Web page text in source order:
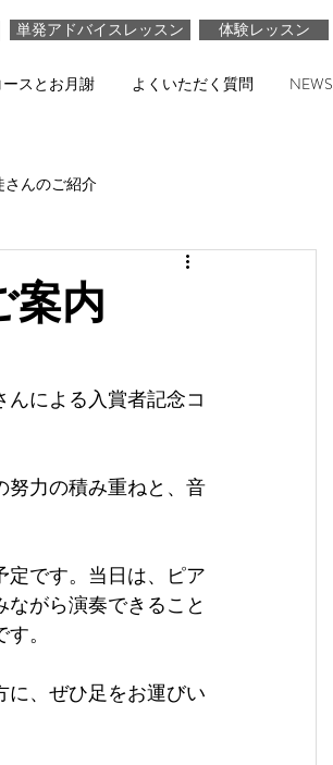
単発アドバイスレッスン 体験レッスン
ースとお月謝 よくいただく質問 NEWS
さんのご紹介
案内
による入賞者記念コ
努力の積み重ねと、音
定です。当日は、ピア
がら演奏できること
。
に、ぜひ足をお運びい